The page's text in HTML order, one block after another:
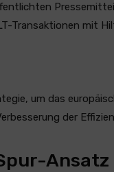
Transaktionen mit
um das
der
Ansatz